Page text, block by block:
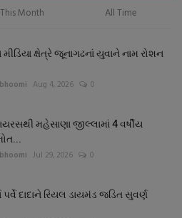
This Month All Time
ક્ષેત્રે જૂનાગઢનાં યુવાને નામ રોશન
Aug 4, 2026 0
મહેસાણા જીલ્લામાં 4 વર્ષીય
Jul 29, 2026 0
પર્વે દાદાને રિયલ ડાયમંડ જડિત સુવર્ણ